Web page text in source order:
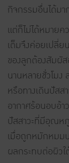
กิจกรรมอื่นได้มา
แต่ก็ไม่ได้หมายค
เต็มจึงค่อยเปลี่ย
ของลูกต้องสัมผัส
นานหลายชั่วโมง
หรือทางเดินปัสส
อากาศร้อนอบอ้า
ปัสสาวะที่มีอุณห
เมื่อถูกหมักหมมน
ผลกระทบต่อผิวใ